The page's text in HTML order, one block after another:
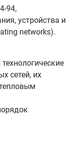
94,
устройства и
networks).
сетей, их